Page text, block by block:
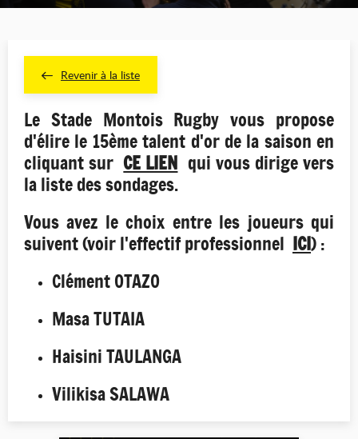
Revenir à la liste
Le Stade Montois Rugby vous propose
d'élire le 15ème talent d'or de la saison en
cliquant surCE LIEN qui vous dirige vers
la liste des sondages.
Vous avez le choix entre les joueurs qui
suivent (voir l'effectif professionnel ICI) :
Clément OTAZO
Masa TUTAIA
Haisini TAULANGA
Vilikisa SALAWA